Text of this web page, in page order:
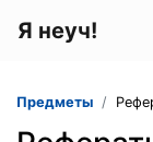
Я неуч!
Предметы